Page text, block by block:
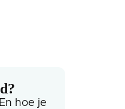
hoe je